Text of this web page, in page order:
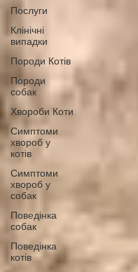
Послуги
Клінічні
випадки
Породи Котів
Породи
собак
Хвороби Коти
Симптоми
хвороб у
котів
Симптоми
хвороб у
собак
Поведінка
собак
Поведінка
котів